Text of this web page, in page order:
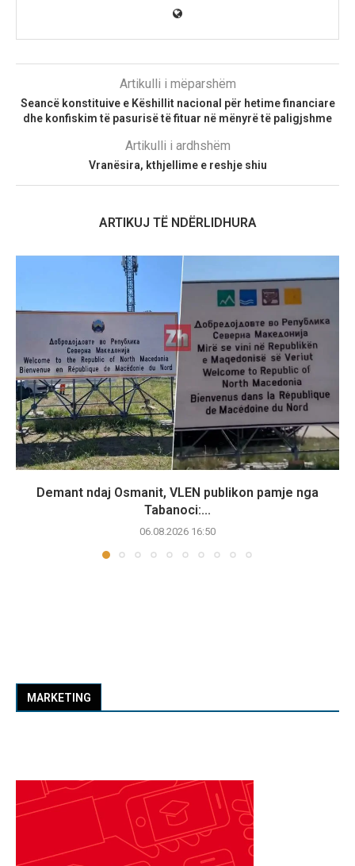
Artikulli i mëparshëm
Seancë konstituive e Këshillit nacional për hetime financiare
dhe konfiskim të pasurisë të fituar në mënyrë të paligjshme
Artikulli i ardhshëm
Vranësira, kthjellime e reshje shiu
ARTIKUJ TË NDËRLIDHURA
Demant ndaj Osmanit, VLEN publikon pamje nga
Tabanoci:...
06.08.2026 16:50
MARKETING